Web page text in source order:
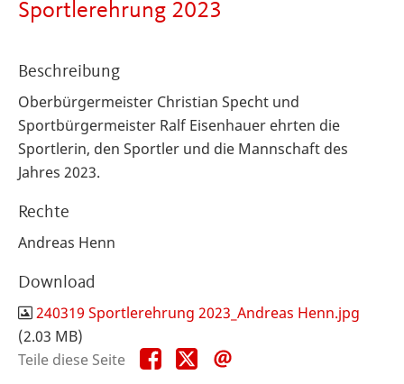
Sportlerehrung 2023
Beschreibung
Oberbürgermeister Christian Specht und
Sportbürgermeister Ralf Eisenhauer ehrten die
Sportlerin, den Sportler und die Mannschaft des
Jahres 2023.
Rechte
Andreas Henn
Download
240319 Sportlerehrung 2023_Andreas Henn.jpg
(2.03 MB)
Teile diese Seite
Teile
diese
Teile
diese